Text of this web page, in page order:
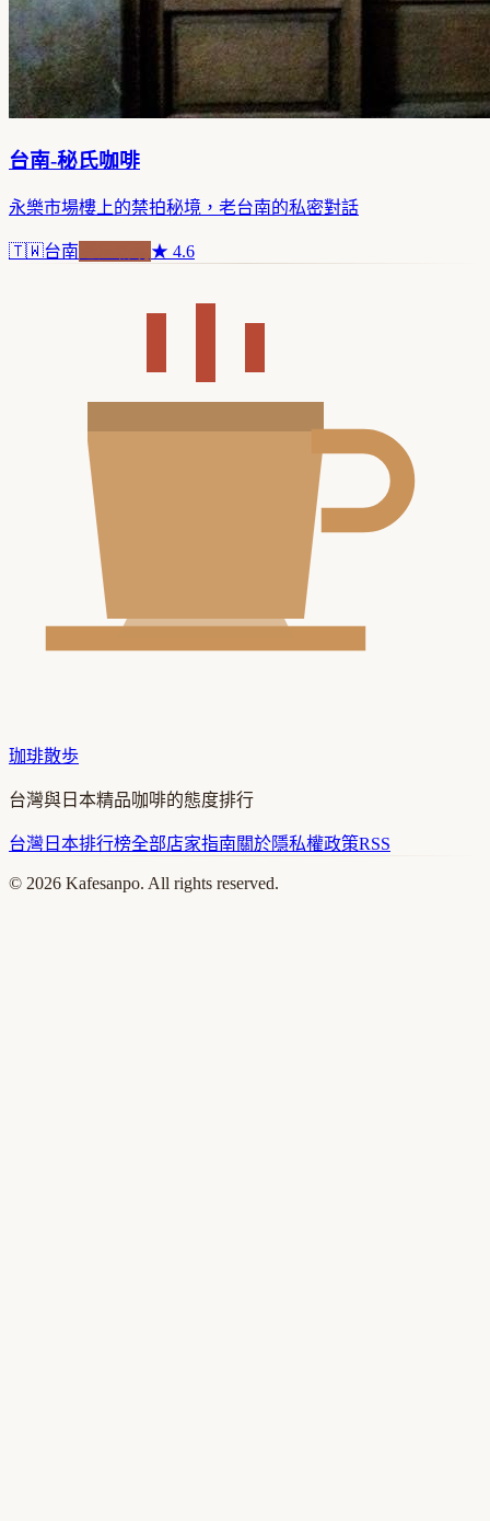
台南-秘氏咖啡
永樂市場樓上的禁拍秘境，老台南的私密對話
🇹🇼台南 ★ 4.6
珈琲散歩
台灣與日本精品咖啡的態度排行
台灣 日本排行榜全部店家指南關於隱私權政策RSS
© 2026 Kafesanpo. All rights reserved.